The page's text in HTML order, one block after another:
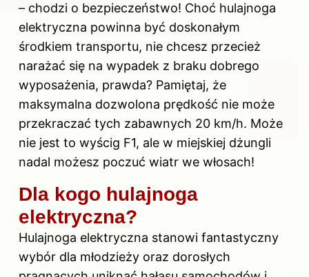
– chodzi o bezpieczeństwo! Choć hulajnoga
elektryczna powinna być doskonałym
środkiem transportu, nie chcesz przecież
narażać się na wypadek z braku dobrego
wyposażenia, prawda? Pamiętaj, że
maksymalna dozwolona prędkość nie może
przekraczać tych zabawnych 20 km/h. Może
nie jest to wyścig F1, ale w miejskiej dżungli
nadal możesz poczuć wiatr we włosach!
Dla kogo hulajnoga
elektryczna?
Hulajnoga elektryczna stanowi fantastyczny
wybór dla młodzieży oraz dorosłych